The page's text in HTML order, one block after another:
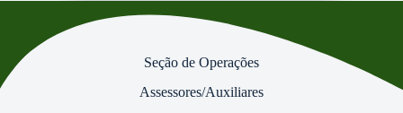
Seção de Operações
Assessores/Auxiliares